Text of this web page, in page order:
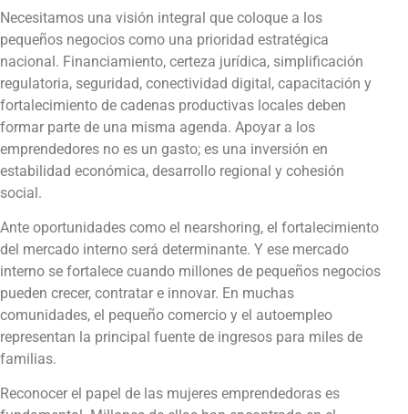
Necesitamos una visión integral que coloque a los
pequeños negocios como una prioridad estratégica
nacional. Financiamiento, certeza jurídica, simplificación
regulatoria, seguridad, conectividad digital, capacitación y
fortalecimiento de cadenas productivas locales deben
formar parte de una misma agenda. Apoyar a los
emprendedores no es un gasto; es una inversión en
estabilidad económica, desarrollo regional y cohesión
social.
Ante oportunidades como el nearshoring, el fortalecimiento
del mercado interno será determinante. Y ese mercado
interno se fortalece cuando millones de pequeños negocios
pueden crecer, contratar e innovar. En muchas
comunidades, el pequeño comercio y el autoempleo
representan la principal fuente de ingresos para miles de
familias.
Reconocer el papel de las mujeres emprendedoras es